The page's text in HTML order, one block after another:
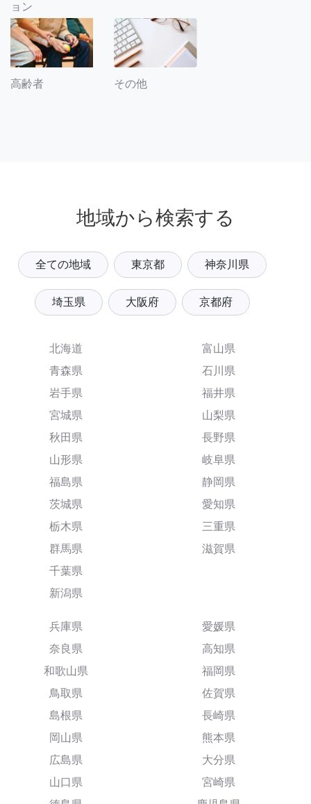
ョン
高齢者 その他
地域から検索する
全ての地域 東京都 神奈川県
埼玉県 大阪府 京都府
北海道
青森県
岩手県
宮城県
秋田県
山形県
福島県
茨城県
栃木県
群馬県
千葉県
新潟県
富山県
石川県
福井県
山梨県
長野県
岐阜県
静岡県
愛知県
三重県
滋賀県
兵庫県
奈良県
和歌山県
鳥取県
島根県
岡山県
広島県
山口県
愛媛県
高知県
福岡県
佐賀県
長崎県
熊本県
大分県
宮崎県